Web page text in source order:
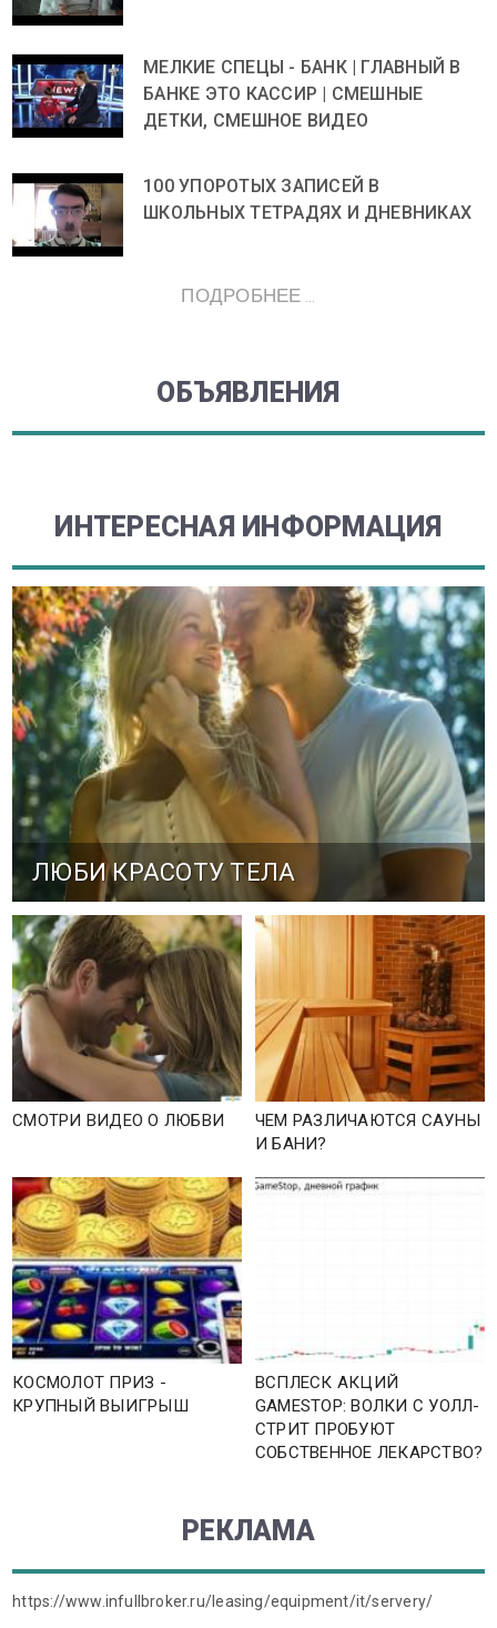
МЕЛКИЕ СПЕЦЫ - БАНК | ГЛАВНЫЙ В
БАНКЕ ЭТО КАССИР | СМЕШНЫЕ
ДЕТКИ, СМЕШНОЕ ВИДЕО
100 УПОРОТЫХ ЗАПИСЕЙ В
ШКОЛЬНЫХ ТЕТРАДЯХ И ДНЕВНИКАХ
ПОДРОБНЕЕ ...
ОБЪЯВЛЕНИЯ
ИНТЕРЕСНАЯ ИНФОРМАЦИЯ
ЛЮБИ КРАСОТУ ТЕЛА
СМОТРИ ВИДЕО О ЛЮБВИ
ЧЕМ РАЗЛИЧАЮТСЯ САУНЫ
И БАНИ?
КОСМОЛОТ ПРИЗ -
КРУПНЫЙ ВЫИГРЫШ
ВСПЛЕСК АКЦИЙ
GAMESTOP: ВОЛКИ С УОЛЛ-
СТРИТ ПРОБУЮТ
СОБСТВЕННОЕ ЛЕКАРСТВО?
РЕКЛАМА
https://www.infullbroker.ru/leasing/equipment/it/servery/